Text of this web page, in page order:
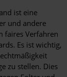
ist eine
und andere
faires Verfahren
Es ist wichtig,
zu stellen. Dies